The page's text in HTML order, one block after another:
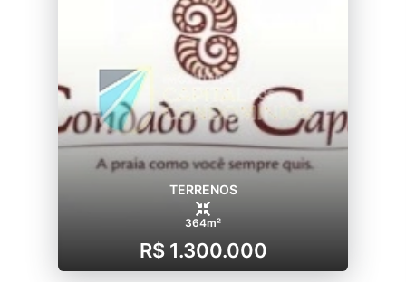
TERRENOS
364m²
R$ 1.300.000